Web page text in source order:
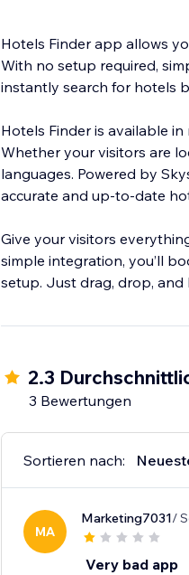
Hotels Finder app allows
With no setup required,
instantly search for hotels
Hotels Finder is available
Whether your visitors are
languages. Powered by
accurate and up-to-date
Give your visitors
simple integration, you’ll
setup. Just drag, drop,
2.3
3 Bewertungen
Sortieren nach:
MA
Marketing7031/
Very bad app